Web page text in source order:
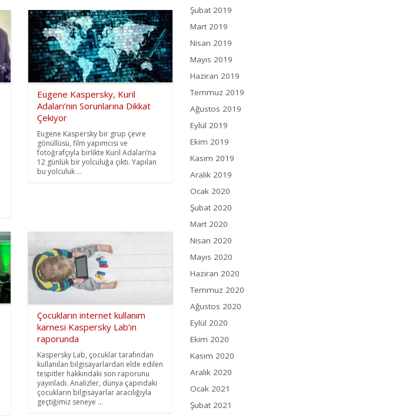
Eugene Kaspersky, Kuril
Adaları’nın Sorunlarına Dikkat
Çekiyor
Eugene Kaspersky bir grup çevre
gönüllüsü, film yapımcısı ve
fotoğrafçıyla birlikte Kuril Adaları’na
12 günlük bir yolculuğa çıktı. Yapılan
bu yolculuk ...
Çocukların internet kullanım
karnesi Kaspersky Lab’ın
raporunda
Kaspersky Lab, çocuklar tarafından
kullanılan bilgisayarlardan elde edilen
tespitler hakkındaki son raporunu
yayınladı. Analizler, dünya çapındaki
çocukların bilgisayarlar aracılığıyla
geçtiğimiz seneye ...
Şubat 2019
Mart 2019
Nisan 2019
Mayıs 2019
Haziran 2019
Temmuz 2019
Ağustos 2019
Eylül 2019
Ekim 2019
Kasım 2019
Aralık 2019
Ocak 2020
Şubat 2020
Mart 2020
Nisan 2020
Mayıs 2020
Haziran 2020
Temmuz 2020
Ağustos 2020
Eylül 2020
Ekim 2020
Kasım 2020
Aralık 2020
Ocak 2021
Şubat 2021